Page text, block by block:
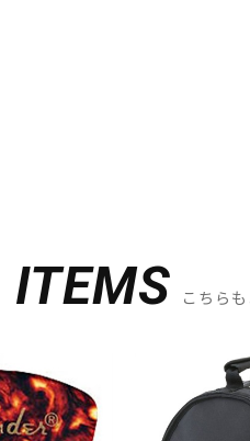
ITEMS こちら